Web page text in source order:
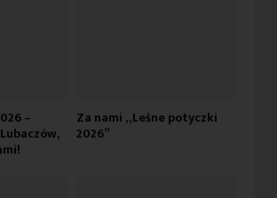
– Za nami „Leśne potyczki
2026”